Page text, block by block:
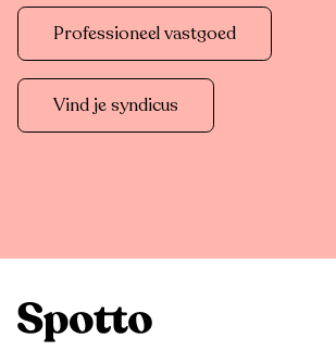
Professioneel vastgoed
Vind je syndicus